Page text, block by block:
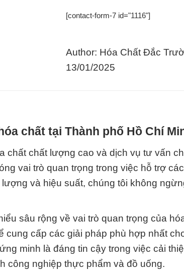
[contact-form-7 id="1116"]
Author: Hóa Chất Đắc
13/01/2025
chất tại Thành phố Hồ Chí
chất chất lượng cao và dịch vụ tư vấn
vai trò quan trọng trong việc hỗ trợ
và hiệu suất, chúng tôi không
sâu rộng về vai trò quan trọng của
cung cấp các giải pháp phù hợp nhất
minh là đáng tin cậy trong việc cải
công nghiệp thực phẩm và đồ uống.